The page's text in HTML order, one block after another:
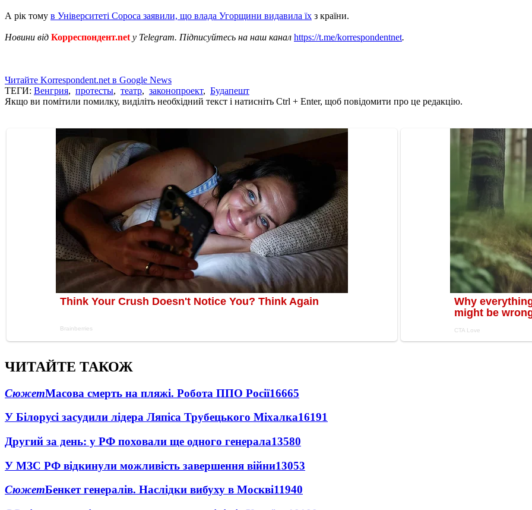
А рік тому в Університеті Сороса заявили, що влада Угорщини видавила їх з країни.
Новини від Корреспондент.net у Telegram. Підписуйтесь на наш канал https://t.me/korrespondentnet.
Читайте Korrespondent.net в Google News
ТЕГИ: Венгрия, протесты, театр, законопроект, Будапешт
Якщо ви помітили помилку, виділіть необхідний текст і натисніть Ctrl + Enter, щоб повідомити про це редакцію.
ЧИТАЙТЕ ТАКОЖ
СюжетМасова смерть на пляжі. Робота ППО Росії16665
У Білорусі засудили лідера Ляпіса Трубецького Міхалка16191
Другий за день: у РФ поховали ще одного генерала13580
У МЗС РФ відкинули можливість завершення війни13053
СюжетБенкет генералів. Наслідки вибуху в Москві11940